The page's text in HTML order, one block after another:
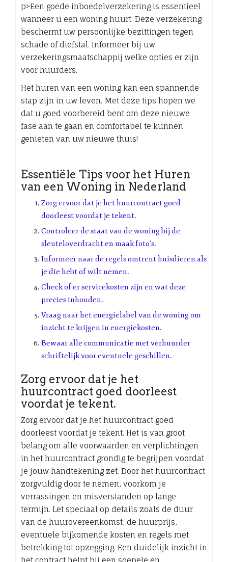
p>Een goede inboedelverzekering is essentieel
wanneer u een woning huurt. Deze verzekering
beschermt uw persoonlijke bezittingen tegen
schade of diefstal. Informeer bij uw
verzekeringsmaatschappij welke opties er zijn
voor huurders.
Het huren van een woning kan een spannende
stap zijn in uw leven. Met deze tips hopen we
dat u goed voorbereid bent om deze nieuwe
fase aan te gaan en comfortabel te kunnen
genieten van uw nieuwe thuis!
Essentiële Tips voor het Huren
van een Woning in Nederland
Zorg ervoor dat je het huurcontract goed
doorleest voordat je tekent.
Controleer de staat van de woning bij de
sleuteloverdracht en maak foto’s.
Informeer naar de regels omtrent huisdieren als
je die hebt of wilt nemen.
Check of er servicekosten zijn en wat deze
precies inhouden.
Vraag naar het energielabel van de woning om
inzicht te krijgen in energiekosten.
Bewaar alle communicatie met verhuurder
schriftelijk voor eventuele geschillen.
Zorg ervoor dat je het
huurcontract goed doorleest
voordat je tekent.
Zorg ervoor dat je het huurcontract goed
doorleest voordat je tekent. Het is van groot
belang om alle voorwaarden en verplichtingen
in het huurcontract grondig te begrijpen voordat
je jouw handtekening zet. Door het huurcontract
zorgvuldig door te nemen, voorkom je
verrassingen en misverstanden op lange
termijn. Let speciaal op details zoals de duur
van de huurovereenkomst, de huurprijs,
eventuele bijkomende kosten en regels met
betrekking tot opzegging. Een duidelijk inzicht in
het contract helpt bij een soepele en